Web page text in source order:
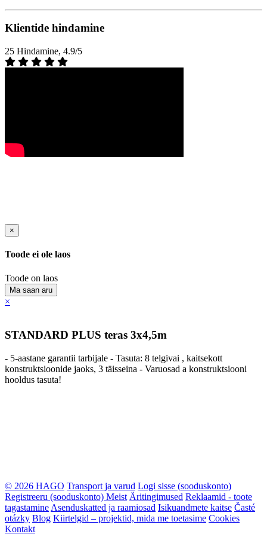
Klientide hindamine
25 Hindamine, 4.9/5
×
Toode ei ole laos
Toode on laos
Ma saan aru
×
STANDARD PLUS teras 3x4,5m
- 5-aastane garantii tarbijale - Tasuta: 8 telgivai , kaitsekott
konstruktsioonide jaoks, 3 täisseina - Varuosad a konstruktsiooni
hooldus tasuta!
© 2026 HAGO Transport ja varud Logi sisse (sooduskonto)
Registreeru (sooduskonto) Meist Äritingimused Reklaamid - toote
tagastamine Asenduskatted ja raamiosad Isikuandmete kaitse Časté
otázky Blog Kiirtelgid – projektid, mida me toetasime Cookies
Kontakt